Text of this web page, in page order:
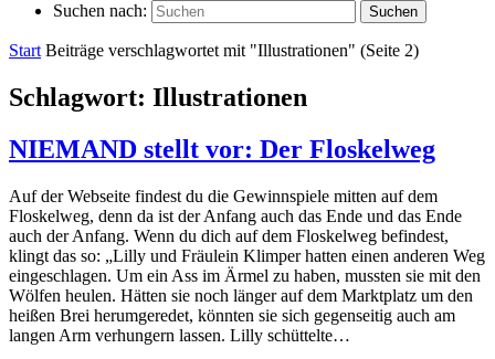
Suchen nach:
Suchen
Start Beiträge verschlagwortet mit "Illustrationen" (Seite 2)
Schlagwort: Illustrationen
NIEMAND stellt vor: Der Floskelweg
Auf der Webseite findest du die Gewinnspiele mitten auf dem
Floskelweg, denn da ist der Anfang auch das Ende und das Ende
auch der Anfang. Wenn du dich auf dem Floskelweg befindest,
klingt das so: „Lilly und Fräulein Klimper hatten einen anderen Weg
eingeschlagen. Um ein Ass im Ärmel zu haben, mussten sie mit den
Wölfen heulen. Hätten sie noch länger auf dem Marktplatz um den
heißen Brei herumgeredet, könnten sie sich gegenseitig auch am
langen Arm verhungern lassen. Lilly schüttelte…